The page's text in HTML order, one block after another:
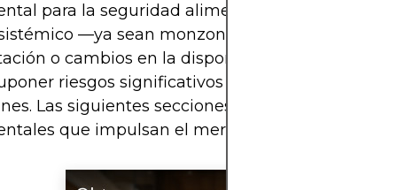
para la seguridad alimentaria mundial,
—ya sean monzones adversos,
o cambios en la disponibilidad de
riesgos significativos para las economías
Las siguientes secciones examinan los
que impulsan el mercado del arroz.